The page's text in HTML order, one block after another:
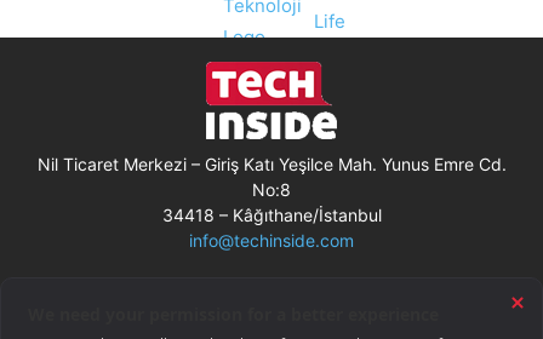
Nil Ticaret Merkezi – Giriş Katı Yeşilce Mah. Yunus Emre Cd.
No:8
34418 – Kâğıthane/İstanbul
info@techinside.com